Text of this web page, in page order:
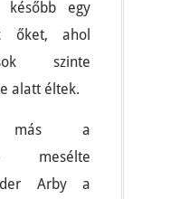
egy
őket, ahol
szinte
alatt éltek.
más a
mesélte
Arby a